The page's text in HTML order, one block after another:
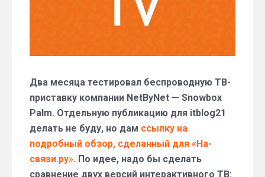
Два месяца тестировал беспроводную ТВ-
приставку компании NetByNet — Snowbox
Palm. Отдельную публикацию для itblog21
делать не буду, но дам ссылку на
подробный обзор, сделанный для «На-
связи.ру». По идее, надо бы сделать
сравнение двух версий интерактивного ТВ: